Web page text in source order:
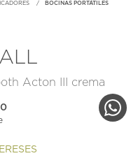
BOCINAS PORTÁTILES
Acton III crema